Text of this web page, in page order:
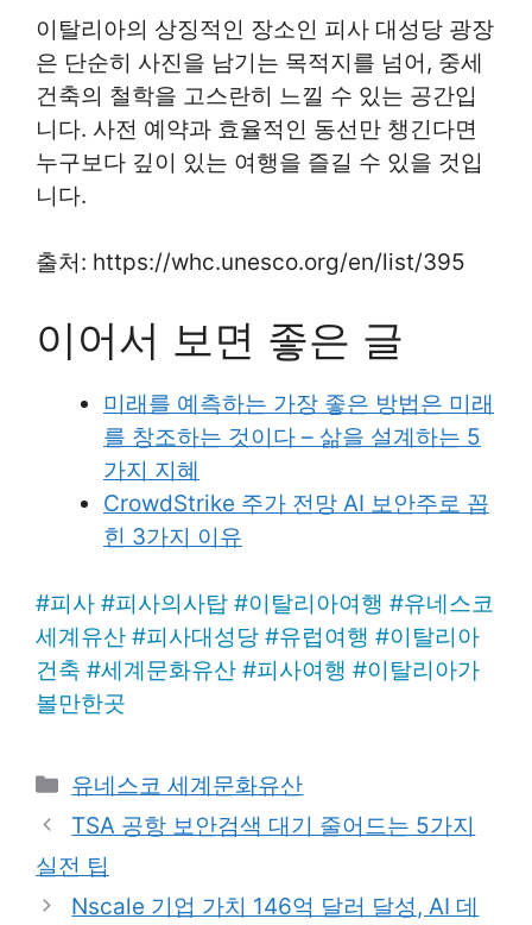
이탈리아의 상징적인 장소인 피사 대성당 광장
은 단순히 사진을 남기는 목적지를 넘어, 중세
건축의 철학을 고스란히 느낄 수 있는 공간입
니다. 사전 예약과 효율적인 동선만 챙긴다면
누구보다 깊이 있는 여행을 즐길 수 있을 것입
니다.
출처: https://whc.unesco.org/en/list/395
이어서 보면 좋은 글
미래를 예측하는 가장 좋은 방법은 미래
를 창조하는 것이다 – 삶을 설계하는 5
가지 지혜
CrowdStrike 주가 전망 AI 보안주로 꼽
힌 3가지 이유
#피사 #피사의사탑 #이탈리아여행 #유네스코
세계유산 #피사대성당 #유럽여행 #이탈리아
건축 #세계문화유산 #피사여행 #이탈리아가
볼만한곳
Categories
유네스코 세계문화유산
TSA 공항 보안검색 대기 줄어드는 5가지
실전 팁
Nscale 기업 가치 146억 달러 달성, AI 데